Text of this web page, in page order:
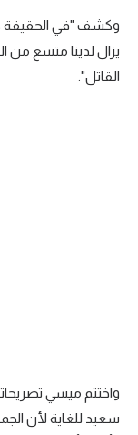
فيديو في الجول
وكشف "في الحقيقة
يزال لدينا متسع من
القاتل".
واختتم ميسي
سعيد للغاية لأن